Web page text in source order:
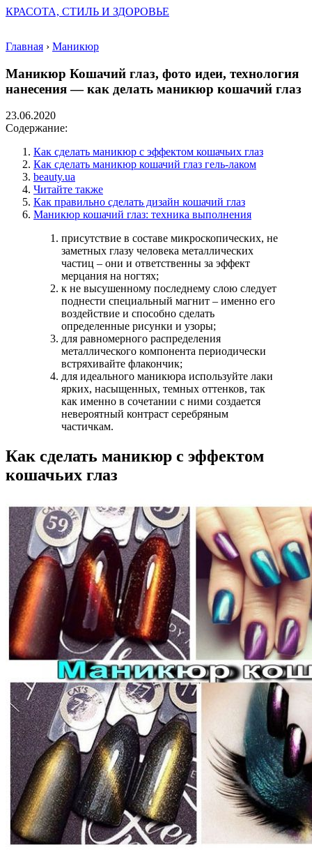
КРАСОТА, СТИЛЬ И ЗДОРОВЬЕ
Главная › Маникюр
Маникюр Кошачий глаз, фото идеи, технология
нанесения — как делать маникюр кошачий глаз
23.06.2020
Содержание:
Как сделать маникюр с эффектом кошачьих глаз
Как сделать маникюр кошачий глаз гель-лаком
beauty.ua
Читайте также
Как правильно сделать дизайн кошачий глаз
Маникюр кошачий глаз: техника выполнения
присутствие в составе микроскопических, не
заметных глазу человека металлических
частиц – они и ответственны за эффект
мерцания на ногтях;
к не высушенному последнему слою следует
поднести специальный магнит – именно его
воздействие и способно сделать
определенные рисунки и узоры;
для равномерного распределения
металлического компонента периодически
встряхивайте флакончик;
для идеального маникюра используйте лаки
ярких, насыщенных, темных оттенков, так
как именно в сочетании с ними создается
невероятный контраст серебряным
частичкам.
Как сделать маникюр с эффектом
кошачьих глаз